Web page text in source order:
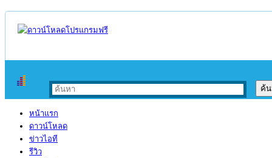
หน้าแรก
ดาวน์โหลด
ข่าวไอที
รีวิว